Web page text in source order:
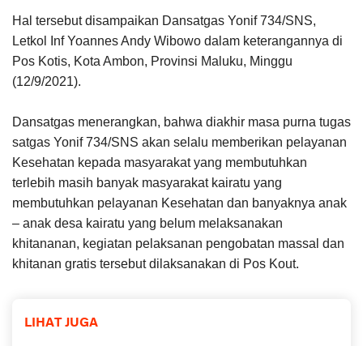
Hal tersebut disampaikan Dansatgas Yonif 734/SNS,
Letkol Inf Yoannes Andy Wibowo dalam keterangannya di
Pos Kotis, Kota Ambon, Provinsi Maluku, Minggu
(12/9/2021).
Dansatgas menerangkan, bahwa diakhir masa purna tugas
satgas Yonif 734/SNS akan selalu memberikan pelayanan
Kesehatan kepada masyarakat yang membutuhkan
terlebih masih banyak masyarakat kairatu yang
membutuhkan pelayanan Kesehatan dan banyaknya anak
– anak desa kairatu yang belum melaksanakan
khitananan, kegiatan pelaksanan pengobatan massal dan
khitanan gratis tersebut dilaksanakan di Pos Kout.
LIHAT JUGA